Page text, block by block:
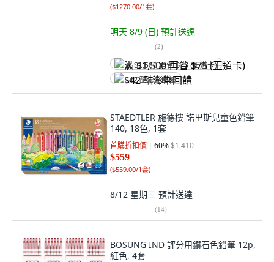
($1270.00/1套)
明天 8/9 (日) 預計送達
(2)
满 $1,500 再省 $75 (王道卡)
$42 酷澎幣回饋
STAEDTLER 施德樓 諾里斯兒童色鉛筆
140, 18色, 1套
首購折扣價 60%$1,410
$559
($559.00/1套)
8/12 星期三 預計送達
(14)
BOSUNG IND 評分用鑽石色鉛筆 12p,
紅色, 4套